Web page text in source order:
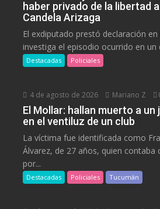
haber privado de la libertad
Candela Arizaga
El exdiputado prestó declaración en
investiga el episodio ocurrido en un
Destacadas Policiales
4 de agosto de 2026 Mariano Z
El Mollar: hallan muerto a
en el ventiluz de un club
La víctima fue identificada como
Álvarez, de 27 años, quien contaba
por...
Destacadas Policiales Tucumán